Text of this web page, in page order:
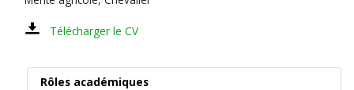
Télécharger le CV
Rôles académiques